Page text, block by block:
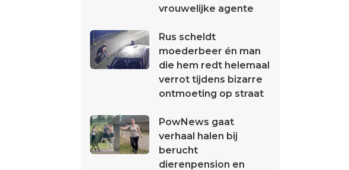
vrouwelijke agente
Rus scheldt
moederbeer én man
die hem redt helemaal
verrot tijdens bizarre
ontmoeting op straat
PowNews gaat
verhaal halen bij
berucht
dierenpension en